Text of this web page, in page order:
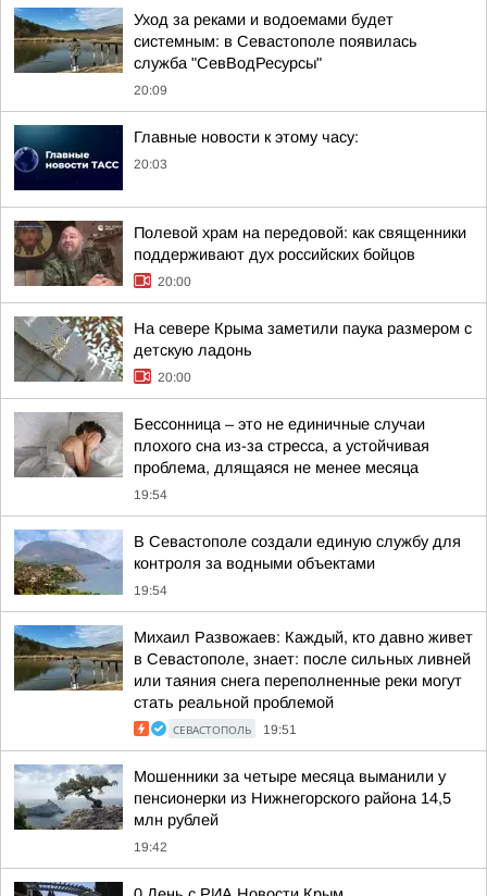
Уход за реками и водоемами будет
системным: в Севастополе появилась
служба "СевВодРесурсы"
20:09
Главные новости к этому часу:
20:03
Полевой храм на передовой: как священники
поддерживают дух российских бойцов
20:00
На севере Крыма заметили паука размером с
детскую ладонь
20:00
Бессонница – это не единичные случаи
плохого сна из-за стресса, а устойчивая
проблема, длящаяся не менее месяца
19:54
В Севастополе создали единую службу для
контроля за водными объектами
19:54
Михаил Развожаев: Каждый, кто давно живет
в Севастополе, знает: после сильных ливней
или таяния снега переполненные реки могут
стать реальной проблемой
СЕВАСТОПОЛЬ 19:51
Мошенники за четыре месяца выманили у
пенсионерки из Нижнегорского района 14,5
млн рублей
19:42